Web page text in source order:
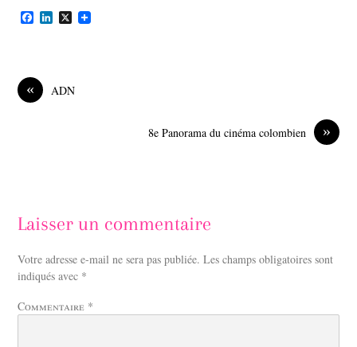
F
o
o
k
L
I
X
« ADN
»
8e Panorama du cinéma colombien
Laisser un commentaire
Votre adresse e-mail ne sera pas publiée. Les champs obligatoires sont
indiqués avec *
Commentaire *